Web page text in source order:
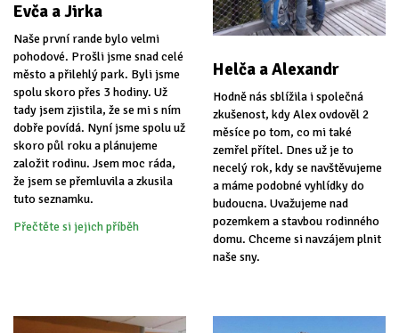
Evča a Jirka
Naše první rande bylo velmi
pohodové. Prošli jsme snad celé
město a přilehlý park. Byli jsme
spolu skoro přes 3 hodiny. Už
tady jsem zjistila, že se mi s ním
dobře povídá. Nyní jsme spolu už
skoro půl roku a plánujeme
založit rodinu. Jsem moc ráda,
že jsem se přemluvila a zkusila
tuto seznamku.
Přečtěte si jejich příběh
Helča a Alexandr
Hodně nás sblížila i společná
zkušenost, kdy Alex ovdověl 2
měsíce po tom, co mi také
zemřel přítel. Dnes už je to
necelý rok, kdy se navštěvujeme
a máme podobné vyhlídky do
budoucna. Uvažujeme nad
pozemkem a stavbou rodinného
domu. Chceme si navzájem plnit
naše sny.